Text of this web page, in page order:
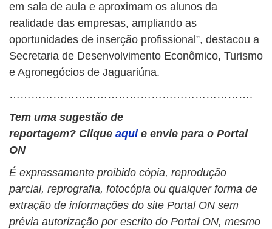
em sala de aula e aproximam os alunos da
realidade das empresas, ampliando as
oportunidades de inserção profissional”, destacou a
Secretaria de Desenvolvimento Econômico, Turismo
e Agronegócios de Jaguariúna.
………………………………………………………….
Tem uma sugestão de
reportagem? Clique aqui e envie para o Portal
ON
É expressamente proibido cópia, reprodução
parcial, reprografia, fotocópia ou qualquer forma de
extração de informações do site Portal ON sem
prévia autorização por escrito do Portal ON, mesmo